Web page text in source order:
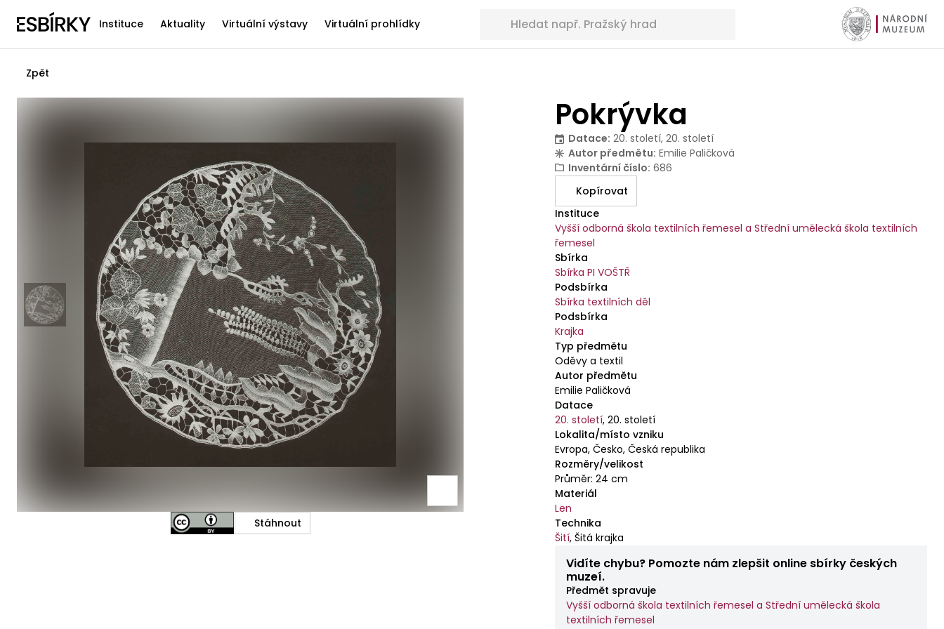
Instituce Aktuality Virtuální výstavy Virtuální prohlídky
Zpět
Pokrývka
Datace: 20. století, 20. století
Autor předmětu: Emilie Paličková
Inventární číslo: 686
Kopírovat
Instituce
Vyšší odborná škola textilních řemesel a Střední umělecká škola textilních
řemesel
Sbírka
Sbírka PI VOŠTŘ
Podsbírka
Sbírka textilních děl
Podsbírka
Krajka
Typ předmětu
Oděvy a textil
Autor předmětu
Emilie Paličková
Datace
20. století,20. století
Lokalita/místo vzniku
Evropa, Česko, Česká republika
Rozměry/velikost
Průměr: 24 cm
Materiál
Len
Technika
Šití,Šitá krajka
Vidíte chybu? Pomozte nám zlepšit online sbírky českých
muzeí.
Předmět spravuje
Vyšší odborná škola textilních řemesel a Střední umělecká škola
textilních řemesel
Stáhnout